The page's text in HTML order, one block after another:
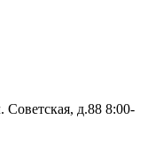
Советская, д.88 8:00-